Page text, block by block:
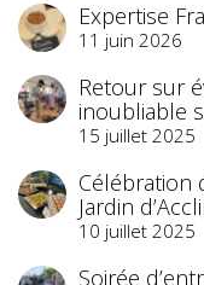
Expertise
11 juin 2026
Retour sur
inoubliable
15 juillet 2025
Célébration
Jardin
10 juillet 2025
Soirée